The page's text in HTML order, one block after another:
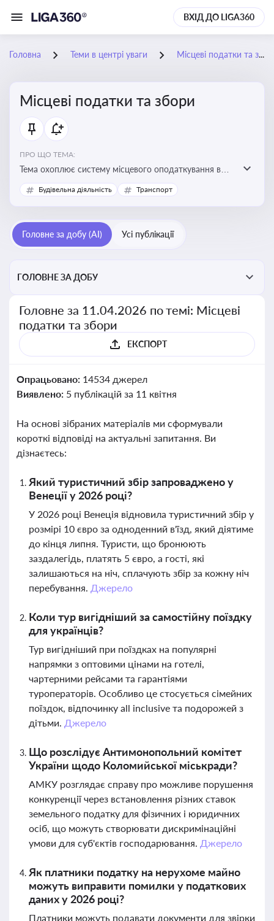
ВХІД ДО LIGA360
Головна Теми в центрі уваги Місцеві податки та збори
Місцеві податки та збори
ПРО ЩО ТЕМА:
Тема охоплює систему місцевого оподаткування в
Україні, включаючи туристичний збір, плату за
земельні ділянки, за паркування транспорту
Будівельна діяльність Транспорт
Головне за добу (AI) Усі публікації
ГОЛОВНЕ ЗА ДОБУ
Головне за 11.04.2026 по темі: Місцеві
податки та збори
ЕКСПОРТ
Опрацьовано: 14534 джерел
Виявлено: 5 публікацій за 11 квітня
На основі зібраних матеріалів ми сформували
короткі відповіді на актуальні запитання. Ви
дізнаєтесь:
Який туристичний збір запроваджено у
Венеції у 2026 році?
У 2026 році Венеція відновила туристичний збір у
розмірі 10 євро за одноденний в'їзд, який діятиме
до кінця липня. Туристи, що бронюють
заздалегідь, платять 5 євро, а гості, які
залишаються на ніч, сплачують збір за кожну ніч
перебування. Джерело
Коли тур вигідніший за самостійну поїздку
для українців?
Тур вигідніший при поїздках на популярні
напрямки з оптовими цінами на готелі,
чартерними рейсами та гарантіями
туроператорів. Особливо це стосується сімейних
поїздок, відпочинку all inclusive та подорожей з
дітьми. Джерело
Що розслідує Антимонопольний комітет
України щодо Коломийської міськради?
АМКУ розглядає справу про можливе порушення
конкуренції через встановлення різних ставок
земельного податку для фізичних і юридичних
осіб, що можуть створювати дискримінаційні
умови для суб'єктів господарювання. Джерело
Як платники податку на нерухоме майно
можуть виправити помилки у податкових
даних у 2026 році?
Платники можуть подавати документи для звірки